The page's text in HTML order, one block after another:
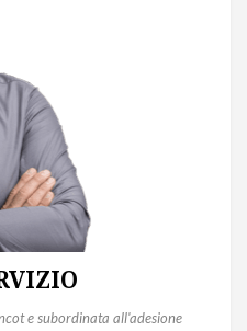
e subordinata all'adesione